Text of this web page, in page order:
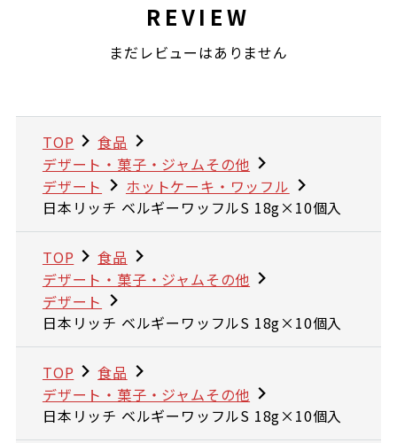
REVIEW
まだレビューはありません
TOP
食品
デザート・菓子・ジャムその他
デザート
ホットケーキ・ワッフル
日本リッチ ベルギーワッフルS 18g×10個入
TOP
食品
デザート・菓子・ジャムその他
デザート
日本リッチ ベルギーワッフルS 18g×10個入
TOP
食品
デザート・菓子・ジャムその他
日本リッチ ベルギーワッフルS 18g×10個入